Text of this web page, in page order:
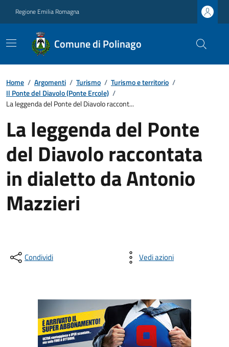
Regione Emilia Romagna
Comune di Polinago
Home / Argomenti / Turismo / Turismo e territorio /
Il Ponte del Diavolo (Ponte Ercole) /
La leggenda del Ponte del Diavolo raccont...
La leggenda del Ponte
del Diavolo raccontata
in dialetto da Antonio
Mazzieri
Condividi Vedi azioni